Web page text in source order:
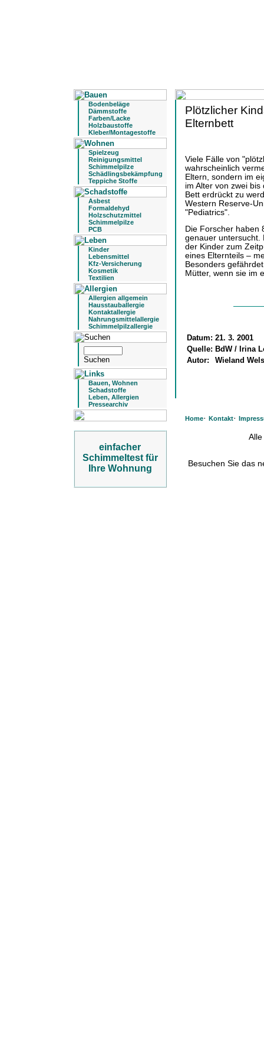
Bodenbeläge
Dämmstoffe
Farben/Lacke
Holzbaustoffe
Kleber/Montagestoffe
Spielzeug
Reinigungsmittel
Schimmelpilze
Schädlingsbekämpfung
Teppiche Stoffe
Asbest
Formaldehyd
Holzschutzmittel
Schimmelpilze
PCB
Kinder
Lebensmittel
Kfz-Versicherung
Kosmetik
Textilien
Allergien allgemein
Hausstauballergie
Kontaktallergie
Nahrungsmittelallergie
Schimmelpilzallergie
Bauen, Wohnen
Schadstoffe
Leben, Allergien
Pressearchiv
einfacher
Schimmeltest für
Ihre Wohnung
Plötzlicher
Elternbett
Viele Fälle von
wahrscheinlich
Eltern, sondern im
im Alter von zwei
Bett erdrückt zu
Western Reserve-
"Pediatrics".
Die Forscher haben
genauer untersucht.
der Kinder zum
eines Elternteils –
Besonders
Mütter, wenn sie im
Datum: 21. 3. 2001
Quelle: BdW / Irina
Autor:
Wieland
Home· Kontakt·
Besuchen Sie das